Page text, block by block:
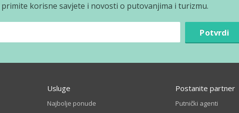
korisne savjete i novosti o putovanjima i turizmu.
Potvrdi
Usluge
Najbolje ponude
Postanite partner
Putnički agenti